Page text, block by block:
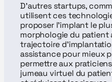
D’autres startups,
utilisent ces
proposer l’implant le
morphologie du patient
trajectoire
assistance pour mieux
permettre aux
jumeau virtuel du